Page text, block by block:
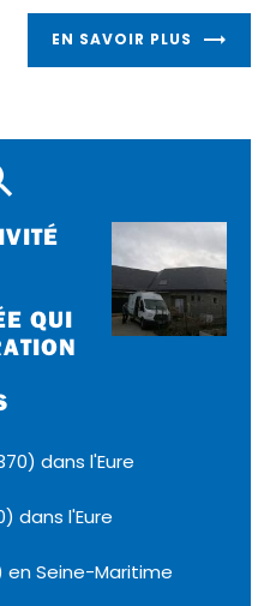
EN SAVOIR PLUS
QUI
dans l'Eure
dans l'Eure
en Seine-Maritime